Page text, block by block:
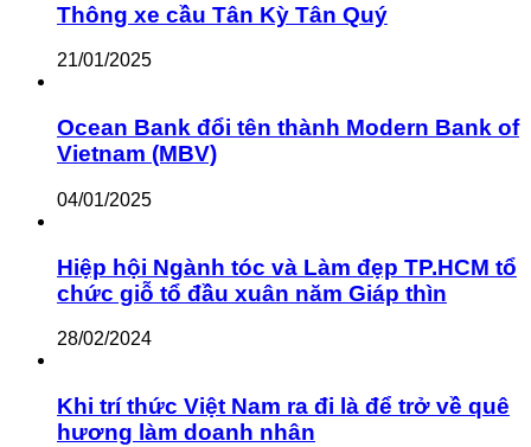
Thông xe cầu Tân Kỳ Tân Quý
21/01/2025
Ocean Bank đổi tên thành Modern Bank of
Vietnam (MBV)
04/01/2025
Hiệp hội Ngành tóc và Làm đẹp TP.HCM tổ
chức giỗ tổ đầu xuân năm Giáp thìn
28/02/2024
Khi trí thức Việt Nam ra đi là để trở về quê
hương làm doanh nhân